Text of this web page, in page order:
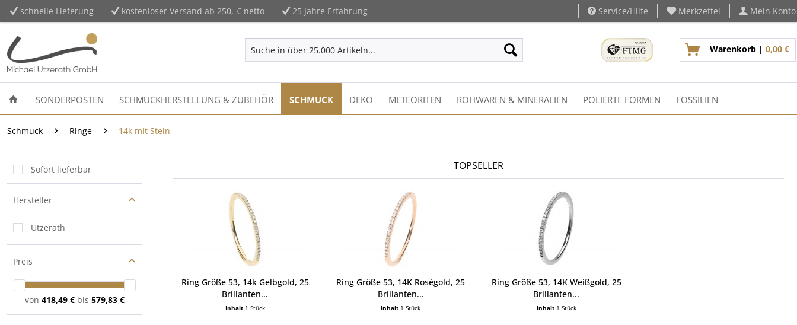
schnelle Lieferung kostenloser Versand ab 250,-€ netto 25 Jahre Erfahrung Service/Hilfe Merkzettel Mein Konto
Warenkorb | 0,00 €
SONDERPOSTEN SCHMUCKHERSTELLUNG & ZUBEHÖR SCHMUCK DEKO METEORITEN ROHWAREN & MINERALIEN POLIERTE FORMEN FOSSILIEN
Schmuck Ringe 14k mit Stein
Sofort lieferbar
Hersteller
Utzerath
Preis
von 418,49 € bis 579,83 €
TOPSELLER
Ring Größe 53, 14k Gelbgold, 25
Brillanten...
Inhalt 1 Stück
Ring Größe 53, 14K Roségold, 25
Brillanten...
Inhalt 1 Stück
Ring Größe 53, 14K Weißgold, 25
Brillanten...
Inhalt 1 Stück